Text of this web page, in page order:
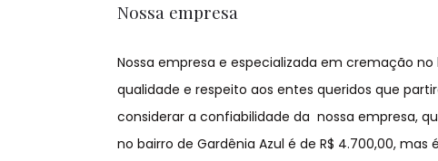
Nossa empresa
Nossa empresa e especializada em cremação
qualidade e respeito aos entes queridos que
considerar a confiabilidade da nossa empresa,
no bairro de Gardênia Azul é de R$ 4.700,00,